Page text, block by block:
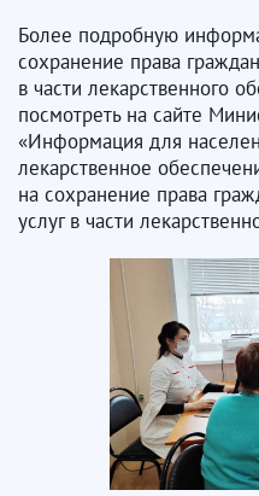
Более подробную
сохранение права
в части лекарственного
посмотреть на сайте
«Информация для
лекарственное
на сохранение права
услуг в части